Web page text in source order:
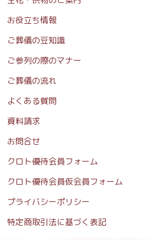
お役立ち情報
ご葬儀の豆知識
ご参列の際のマナー
ご葬儀の流れ
よくある質問
資料請求
お問合せ
クロト優待会員フォーム
クロト優待会員仮会員フォーム
プライバシーポリシー
特定商取引法に基づく表記